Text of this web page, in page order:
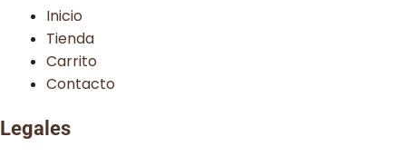
Inicio
Tienda
Carrito
Contacto
Legales